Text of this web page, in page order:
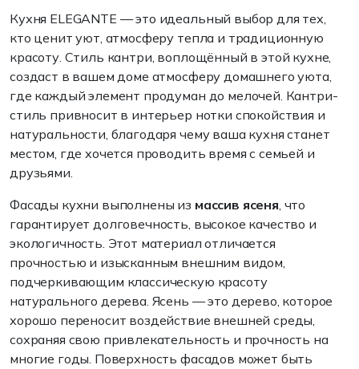
Кухня ELEGANTE — это идеальный выбор для тех,
кто ценит уют, атмосферу тепла и традиционную
красоту. Стиль кантри, воплощённый в этой кухне,
создаст в вашем доме атмосферу домашнего уюта,
где каждый элемент продуман до мелочей. Кантри-
стиль привносит в интерьер нотки спокойствия и
натуральности, благодаря чему ваша кухня станет
местом, где хочется проводить время с семьей и
друзьями.
Фасады кухни выполнены из массив ясеня, что
гарантирует долговечность, высокое качество и
экологичность. Этот материал отличается
прочностью и изысканным внешним видом,
подчеркивающим классическую красоту
натурального дерева. Ясень — это дерево, которое
хорошо переносит воздействие внешней среды,
сохраняя свою привлекательность и прочность на
многие годы. Поверхность фасадов может быть